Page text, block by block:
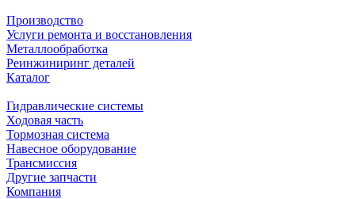
Производство
Услуги ремонта и восстановления
Металлообработка
Реинжиниринг деталей
Каталог
Гидравлические системы
Ходовая часть
Тормозная система
Навесное оборудование
Трансмиссия
Другие запчасти
Компания